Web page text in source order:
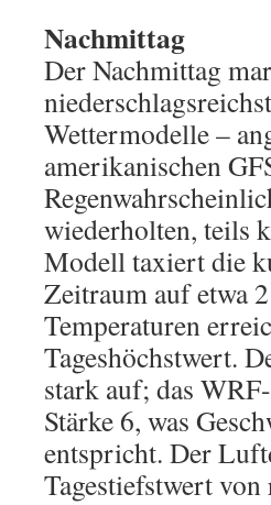
Nachmittag
Der Nachmittag
Wettermodelle –
amerikanischen
wiederholten, teils
Modell taxiert die
Zeitraum auf etwa
Temperaturen
Tageshöchstwert.
stark auf; das
Stärke 6, was
entspricht. Der
Tagestiefstwert